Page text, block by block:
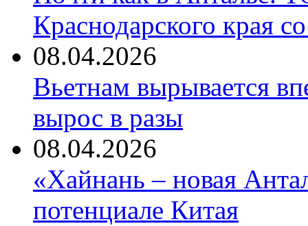
Краснодарского края
08.04.2026
Вьетнам вырывается
вырос в разы
08.04.2026
«Хайнань – новая
потенциале Китая